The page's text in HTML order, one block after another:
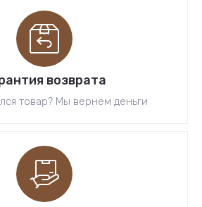
возврата
товар? Мы вернем деньги